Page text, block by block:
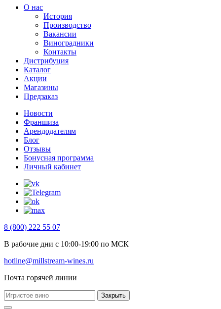
О нас
История
Производство
Вакансии
Виноградники
Контакты
Дистрибуция
Каталог
Акции
Магазины
Предзаказ
Новости
Франшиза
Арендодателям
Блог
Отзывы
Бонусная программа
Личный кабинет
8 (800) 222 55 07
В рабочие дни с 10:00-19:00 по МСК
hotline@millstream-wines.ru
Почта горячей линии
Закрыть